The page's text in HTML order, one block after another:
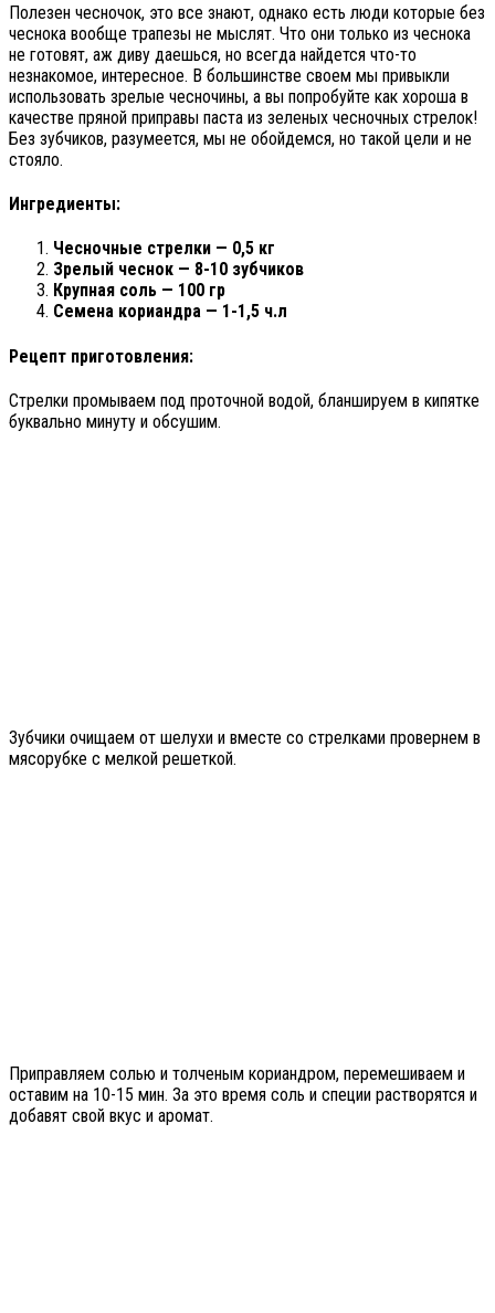
Полезен чесночок, это все знают, однако есть люди которые без
чеснока вообще трапезы не мыслят. Что они только из чеснока
не готовят, аж диву даешься, но всегда найдется что-то
незнакомое, интересное. В большинстве своем мы привыкли
использовать зрелые чесночины, а вы попробуйте как хороша в
качестве пряной приправы паста из зеленых чесночных стрелок!
Без зубчиков, разумеется, мы не обойдемся, но такой цели и не
стояло.
Ингредиенты:
Чесночные стрелки — 0,5 кг
Зрелый чеснок — 8-10 зубчиков
Крупная соль — 100 гр
Семена кориандра — 1-1,5 ч.л
Рецепт приготовления:
Стрелки промываем под проточной водой, бланшируем в кипятке
буквально минуту и обсушим.
Зубчики очищаем от шелухи и вместе со стрелками провернем в
мясорубке с мелкой решеткой.
Приправляем солью и толченым кориандром, перемешиваем и
оставим на 10-15 мин. За это время соль и специи растворятся и
добавят свой вкус и аромат.